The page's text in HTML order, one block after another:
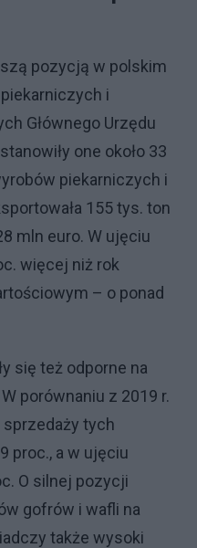
pozycją w polskim
i
Głównego Urzędu
one około 33
piekarniczych i
155 tys. ton
mln euro. W ujęciu
więcej niż rok
– o ponad
się też odporne na
porównaniu z 2019 r.
tych
proc., a w ujęciu
O silnej pozycji
gofrów i wafli na
także wysoki